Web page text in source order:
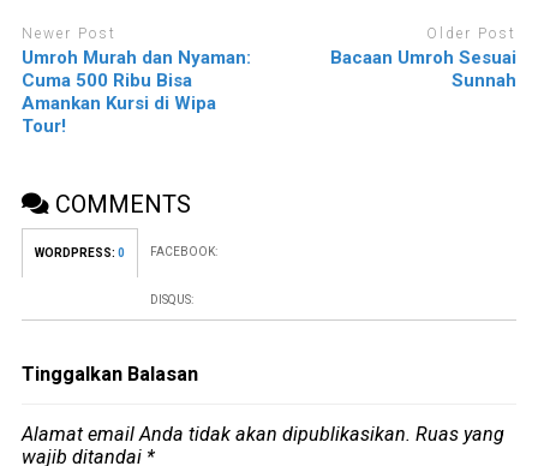
Newer Post
Umroh Murah dan Nyaman:
Cuma 500 Ribu Bisa
Amankan Kursi di Wipa
Tour!
Older Post
Bacaan Umroh Sesuai
Sunnah
COMMENTS
WORDPRESS: 0 FACEBOOK:
DISQUS:
Tinggalkan Balasan
Alamat email Anda tidak akan dipublikasikan. Ruas yang
wajib ditandai *